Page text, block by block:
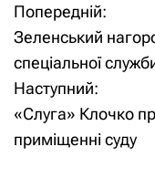
Н
а
в
і
Попередній:
Зеленський
спеціальної
Наступний:
«Слуга» Клочко
приміщенні суду